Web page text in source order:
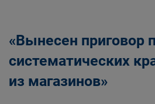
«Вынесен приговор
систематических
из магазинов»